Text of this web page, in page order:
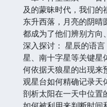
及的蒙昧时代，我们的
东升西落，月亮的阴晴
都成为了他们辨别方向
深入探讨： 星辰的语
星、南十字星等关键星
何依据天狼星的出现来
观星台如何精确记录天
剖析太阳在一天中位置